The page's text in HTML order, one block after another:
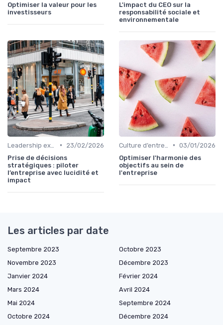
Optimiser la valeur pour les
investisseurs
L'impact du CEO sur la
responsabilité sociale et
environnementale
•
23/02/2026
Prise de décisions
stratégiques : piloter
l’entreprise avec lucidité et
impact
• 03/01/2026
Optimiser l'harmonie des
objectifs au sein de
l'entreprise
Les articles par date
Septembre 2023
Octobre 2023
Novembre 2023
Décembre 2023
Janvier 2024
Février 2024
Mars 2024
Avril 2024
Mai 2024
Septembre 2024
Octobre 2024
Décembre 2024